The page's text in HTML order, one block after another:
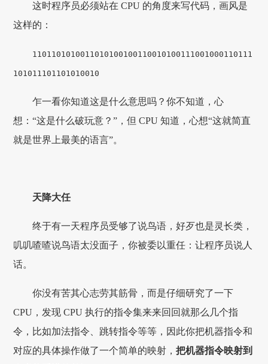
这时程序员必须站在 CPU 的角度来写代码，画风是
这样的：
1101101010011010100100110010100111001000110111
101011101101010010
乍一看你知道这是什么意思吗？你不知道，心
想：“这是什么破玩意？”，但 CPU 知道，心想“这就简直
就是世界上最美的语言”。
天降大任
终于有一天程序员受够了说鸟语，好歹也是灵长类，
叽叽喳喳说鸟语太没面子，你被委以重任：让程序员说人
话。
你没有苦其心志劳其筋骨，而是仔细研究了一下
CPU，发现 CPU 执行的指令集来来回回就那么几个指
令，比如加法指令、跳转指令等等，因此你把机器指令和
对应的具体操作做了一个简单的映射，把机器指令映射到